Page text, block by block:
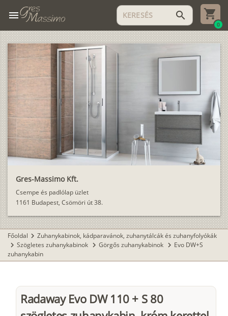
menu search
0
Gres-Massimo Kft.
Csempe és padlólap üzlet
1161 Budapest, Csömöri út 38.
Főoldal chevron_right Zuhanykabinok, kádparavánok, zuhanytálcák és zuhanyfolyókák
chevron_right Szögletes zuhanykabinok chevron_right Görgős zuhanykabinok chevron_right Evo DW+S
zuhanykabin
Radaway Evo DW 110 + S 80